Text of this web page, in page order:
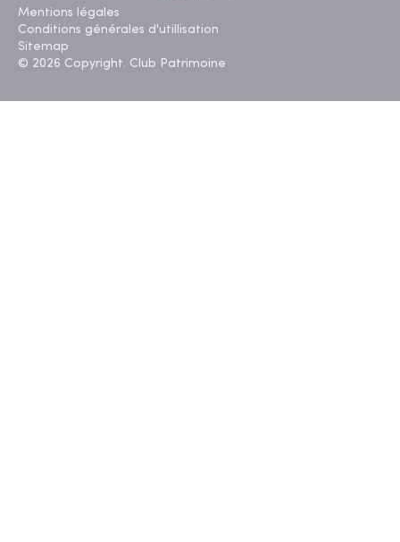
Mentions légales
Conditions générales d'utillisation
Sitemap
© 2026 Copyright. Club Patrimoine